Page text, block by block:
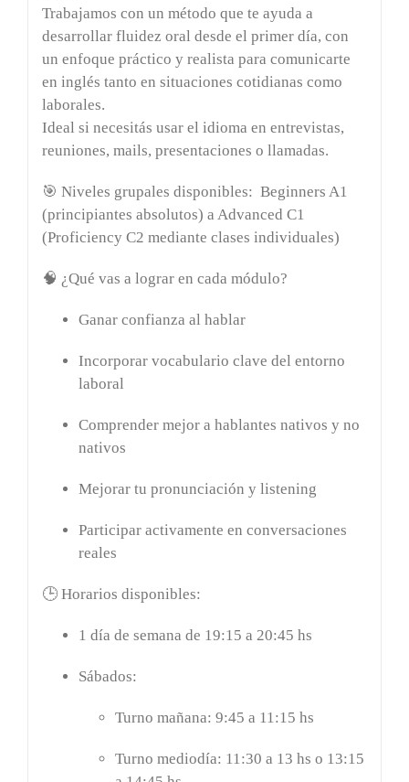
Trabajamos con un método que te ayuda a
desarrollar fluidez oral desde el primer día, con
un enfoque práctico y realista para comunicarte
en inglés tanto en situaciones cotidianas como
laborales.
Ideal si necesitás usar el idioma en entrevistas,
reuniones, mails, presentaciones o llamadas.
🎯 Niveles grupales disponibles: Beginners A1
(principiantes absolutos) a Advanced C1
(Proficiency C2 mediante clases individuales)
🧠 ¿Qué vas a lograr en cada módulo?
Ganar confianza al hablar
Incorporar vocabulario clave del entorno
laboral
Comprender mejor a hablantes nativos y no
nativos
Mejorar tu pronunciación y listening
Participar activamente en conversaciones
reales
🕒 Horarios disponibles:
1 día de semana de 19:15 a 20:45 hs
Sábados:
Turno mañana: 9:45 a 11:15 hs
Turno mediodía: 11:30 a 13 hs o 13:15